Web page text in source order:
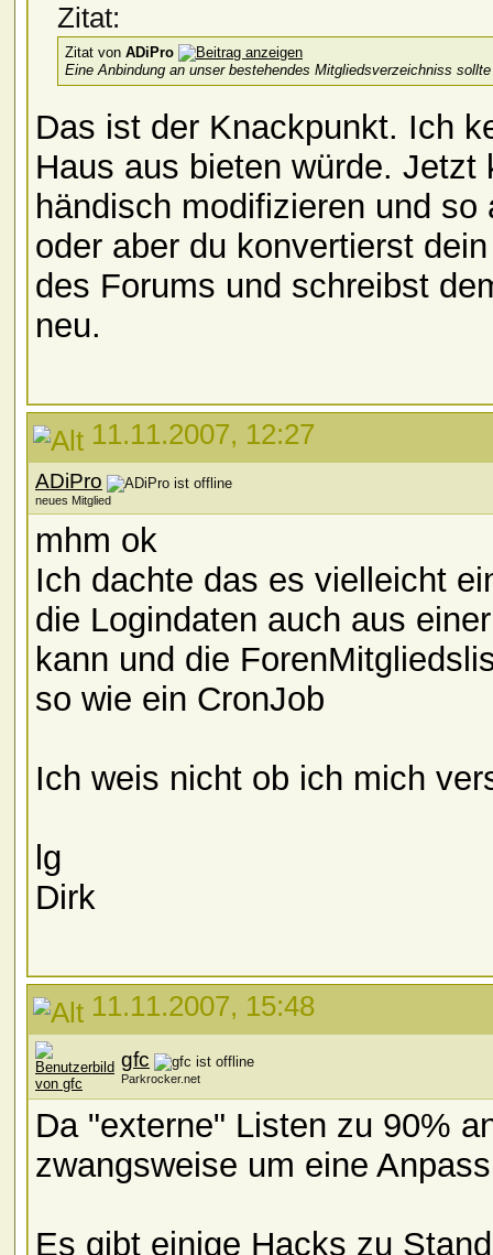
Zitat:
Zitat von ADiPro
Eine Anbindung an unser bestehendes Mitgliedsverzeichniss
Das ist der Knackpunkt. Ich
Haus aus bieten würde.
händisch modifizieren und
oder aber du konvertierst
des Forums und schreibst
neu.
11.11.2007, 12:27
ADiPro
neues Mitglied
mhm ok
Ich dachte das es vielleicht
die Logindaten auch aus
kann und die
so wie ein CronJob
Ich weis nicht ob ich mich
lg
Dirk
11.11.2007, 15:48
gfc
Parkrocker.net
Da "externe" Listen zu 90%
zwangsweise um eine
Es gibt einige Hacks zu